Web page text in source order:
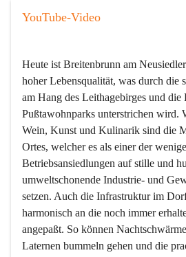
YouTube-Video
Heute ist Breitenbrunn am
hoher Lebensqualität, was durch die
am Hang des Leithagebirges und die
Pußtawohnparks unterstrichen wird.
Wein, Kunst und Kulinarik sind die
Ortes, welcher es als einer der
Betriebsansiedlungen auf stille und
umweltschonende Industrie- und
setzen. Auch die Infrastruktur im
harmonisch an die noch immer
angepaßt. So können
Laternen bummeln gehen und die